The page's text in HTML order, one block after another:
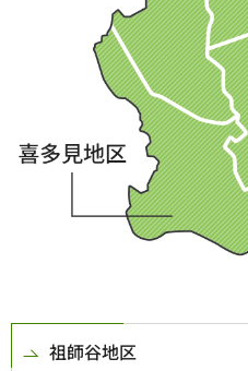
祖師谷地区